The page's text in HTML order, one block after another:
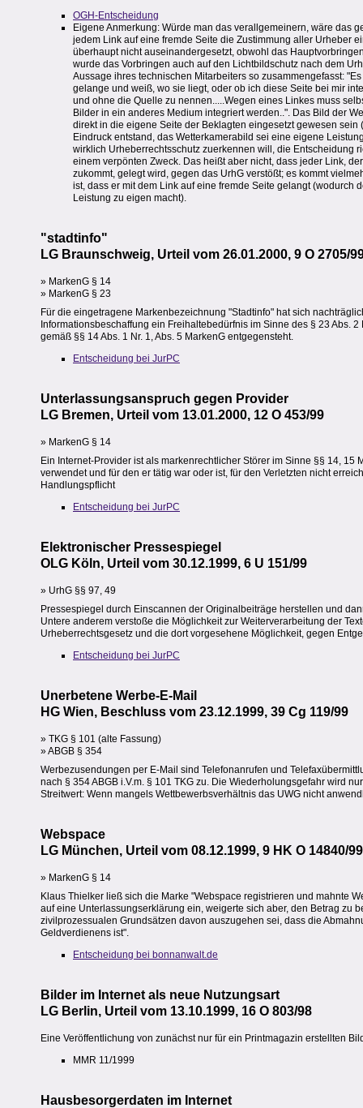
OGH-Entscheidung
Eigene Anmerkung: Würde man das verallgemeinern, wäre das
jedem Link auf eine fremde Seite die Zustimmung aller Urheber
überhaupt nicht auseinandergesetzt, obwohl das
wurde das Vorbringen auch auf den Lichtbildschutz nach dem
Aussage ihres technischen Mitarbeiters so zusammengefasst:
gelange und weiß, wo sie liegt, oder ob ich diese Seite bei mir
und ohne die Quelle zu nennen.....Wegen eines Linkes muss
Bilder in ein anderes Medium integriert werden..". Das Bild der
direkt in die eigene Seite der Beklagten eingesetzt gewesen
Eindruck entstand, das Wetterkamerabild sei eine eigene
wirklich Urheberrechtsschutz zuerkennen will, die Entscheidung
einem verpönten Zweck. Das heißt aber nicht, dass jeder Link,
zukommt, gelegt wird, gegen das UrhG verstößt; es kommt
ist, dass er mit dem Link auf eine fremde Seite gelangt
Leistung zu eigen macht).
"stadtinfo"
LG Braunschweig, Urteil vom 26.01.2000, 9 O 2705/
» MarkenG § 14
» MarkenG § 23
Für die eingetragene Markenbezeichnung "Stadtinfo" hat sich
Informationsbeschaffung ein Freihaltebedürfnis im Sinne des § 23 Abs.
gemäß §§ 14 Abs. 1 Nr. 1, Abs. 5 MarkenG entgegensteht.
Entscheidung bei JurPC
Unterlassungsanspruch gegen Provider
LG Bremen, Urteil vom 13.01.2000, 12 O 453/99
» MarkenG § 14
Ein Internet-Provider ist als markenrechtlicher Störer im Sinne §§ 14,
verwendet und für den er tätig war oder ist, für den Verletzten nicht
Handlungspflicht
Entscheidung bei JurPC
Elektronischer Pressespiegel
OLG Köln, Urteil vom 30.12.1999, 6 U 151/99
» UrhG §§ 97, 49
Pressespiegel durch Einscannen der Originalbeiträge herstellen und
Untere anderem verstoße die Möglichkeit zur Weiterverarbeitung der
Urheberrechtsgesetz und die dort vorgesehene Möglichkeit, gegen
Entscheidung bei JurPC
Unerbetene Werbe-E-Mail
HG Wien, Beschluss vom 23.12.1999, 39 Cg 119/99
» TKG § 101 (alte Fassung)
» ABGB § 354
Werbezusendungen per E-Mail sind Telefonanrufen und
nach § 354 ABGB i.V.m. § 101 TKG zu. Die Wiederholungsgefahr wird
Streitwert: Wenn mangels Wettbewerbsverhältnis das UWG nicht
Webspace
LG München, Urteil vom 08.12.1999, 9 HK O 14840/99
» MarkenG § 14
Klaus Thielker ließ sich die Marke "Webspace registrieren und mahnte
auf eine Unterlassungserklärung ein, weigerte sich aber, den Betrag zu
zivilprozessualen Grundsätzen davon auszugehen sei, dass die
Geldverdienens ist".
Entscheidung bei bonnanwalt.de
Bilder im Internet als neue Nutzungsart
LG Berlin, Urteil vom 13.10.1999, 16 O 803/98
Eine Veröffentlichung von zunächst nur für ein Printmagazin erstellten
MMR 11/1999
Hausbesorgerdaten im Internet